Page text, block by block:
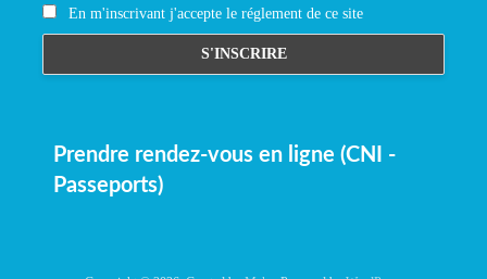
En m'inscrivant j'accepte le réglement de ce site
Prendre rendez-vous en ligne (CNI -
Passeports)